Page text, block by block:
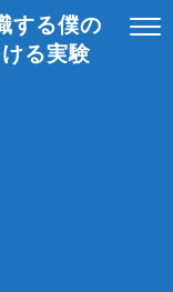
する僕の
る実験